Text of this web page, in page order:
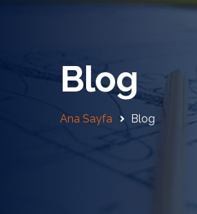
Blog
Ana Sayfa Blog